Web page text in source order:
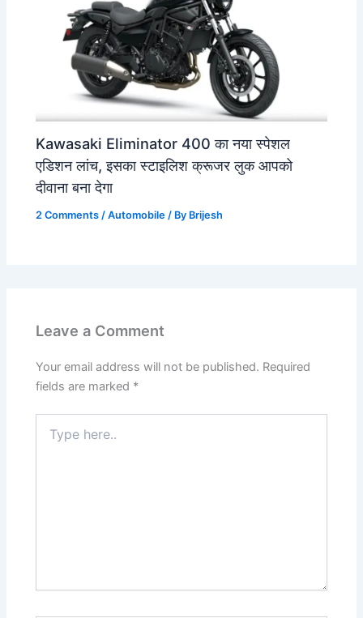
Kawasaki Eliminator 400 का नया स्पेशल
एडिशन लांच, इसका स्टाइलिश क्रूजर लुक आपको
दीवाना बना देगा
2 Comments /Automobile / By Brijesh
Leave a Comment
Your email address will not be published. Required
fields are marked *
here..